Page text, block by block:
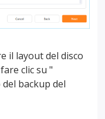
il layout del disco
clic su "
backup del